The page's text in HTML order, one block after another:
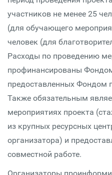
участников не менее 25
(для обучающего
человек (для
Расходы по проведению
профинансированы
предоставленных Фондом
Также обязательным
мероприятиях проекта
из крупных ресурсных
организатора) и
совместной работе.